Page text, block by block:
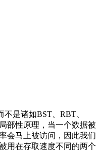
不是诸如BST、RBT、
部性原理，当一个数据被
会马上被访问，因此我们
用在存取速度不同的两个